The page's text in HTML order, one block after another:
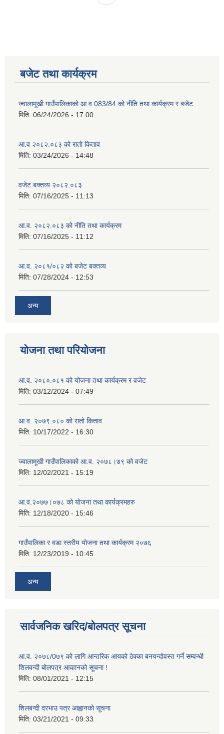
बजेट तथा कार्यक्रम
ज्वालामूखी गाउँपालिकाको आ.व.083/84 को नीति तथा कार्यक्रम र बजेट
मिति: 06/24/2026 - 17:00
आ.व २०८२.०८३ को रातो किताव
मिति: 03/24/2026 - 14:48
वजेट बक्तव्य २०८२.०८३
मिति: 07/16/2025 - 11:13
आ.व. २०८२.०८३ को नीति तथा कार्यक्रम
मिति: 07/16/2025 - 11:12
आ.व. २०८१/०८२ को बजेट बक्तव्य
मिति: 07/28/2024 - 12:53
अन्य
योजना तथा परियोजना
आ.व. २०८०.०८१ को योजना तथा कार्यक्रम र वजेट
मिति: 03/12/2024 - 07:49
आ.व. २०७९.०८० को रातो किताव
मिति: 10/17/2022 - 16:30
ज्वालामूखी गाउँपालिकाको आ.व. २०७८।७९ को वजेट
मिति: 12/02/2021 - 15:19
आ.व.२०७७।०७८ को योजना तथा कार्यक्रमहरु
मिति: 12/18/2020 - 15:46
गाउँपालिका र वडा स्तरीय योजना तथा कार्यक्रम २०७६
मिति: 12/23/2019 - 10:45
अन्य
सार्वजनिक खरिद/बोलपत्र सूचना
आ.व. २०७८/0७९ को लागि आन्तरिक आयको ठेक्का बनयन्दोवस्त गर्ने सम्वन्धी
शिलवन्दी बोलपत्र आव्हानको सूचना !
मिति: 08/01/2021 - 12:15
शिलबन्दी दरभाउ पत्र आह्वानको सूचना
मिति: 03/21/2021 - 09:33